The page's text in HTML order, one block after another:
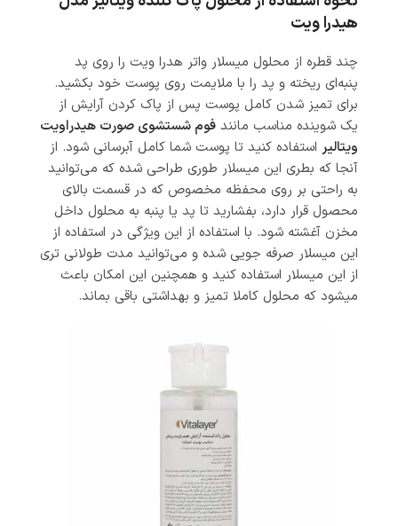
هیدرا ویت
چند قطره از محلول میسلار واتر هدرا ویت را روی پد
پنبه‌ای ریخته و پد را با ملایمت روی پوست خود بکشید.
برای تمیز شدن کامل پوست پس از پاک کردن آرایش از
یک شوینده مناسب مانند فوم شستشوی صورت هیدراویت
ویتالیر استفاده کنید تا پوست شما کامل آبرسانی شود. از
آنجا که بطری این میسلار طوری طراحی شده که می‌توانید
به راحتی بر روی محفظه مخصوص که در قسمت بالای
محصول قرار دارد، بفشارید تا پد یا پنبه به محلول داخل
مخزن آغشته شود. با استفاده از این ویژگی در استفاده از
این میسلار صرفه جویی شده و می‌توانید مدت طولانی تری
از این میسلار استفاده کنید و همچنین این امکان باعث
میشود که محلول کاملا تمیز و بهداشتی باقی بماند.